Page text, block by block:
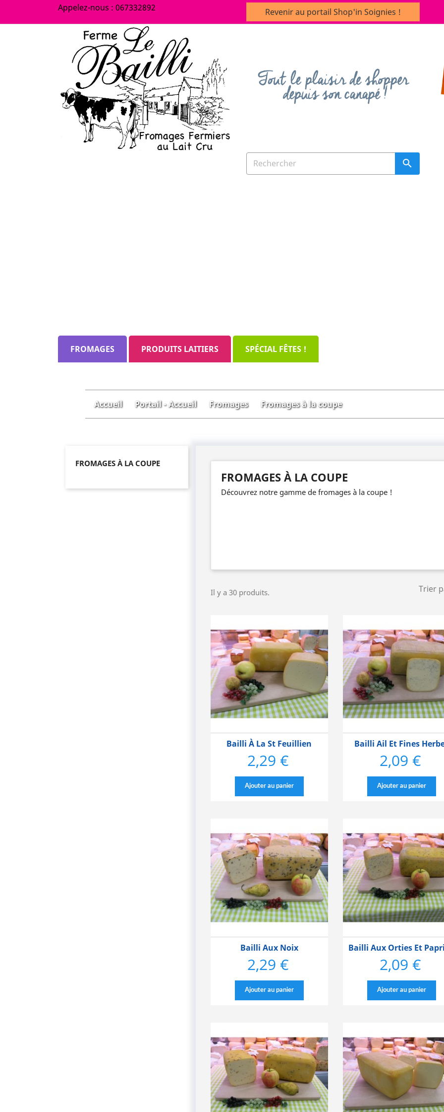
Appelez-nous : 067332892 Revenir au portail Shop'in Soignies !

FROMAGES PRODUITS LAITIERS SPÉCIAL FÊTES !
Accueil Portail - Accueil Fromages Fromages à la coupe
FROMAGES À LA COUPE
FROMAGES À LA COUPE
Découvrez notre gamme de fromages à la coupe !
Il y a 30 produits.
Trier
Bailli À La St Feuillien
Prix
2,29 €
Ajouter au panier
Bailli Ail Et Fines
Prix
2,09 €
Ajouter au panier
Bailli Aux Noix
Prix
2,29 €
Ajouter au panier
Bailli Aux Orties Et
Prix
2,09 €
Ajouter au panier